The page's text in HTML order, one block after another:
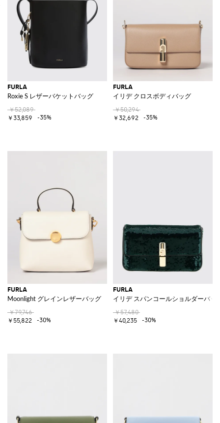
FURLA
Roxie S レザーバケットバッグ
￥52,089
￥33,859
-35%
FURLA
イリデ クロスボディバッグ
￥50,294
￥32,692
-35%
FURLA
Moonlight グレインレザーバッグ
￥79,746
￥55,822
-30%
FURLA
イリデ スパンコールショルダーバッ
￥57,480
￥40,235
-30%